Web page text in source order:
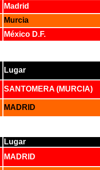
Madrid
Murcia
México D.F.
Lugar
SANTOMERA (MURCIA)
MADRID
Lugar
MADRID